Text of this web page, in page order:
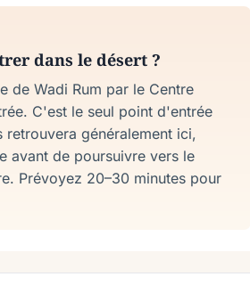
dans le désert ?
de Wadi Rum par le Centre
C'est le seul point d'entrée
généralement ici,
avant de poursuivre vers le
Prévoyez 20–30 minutes pour